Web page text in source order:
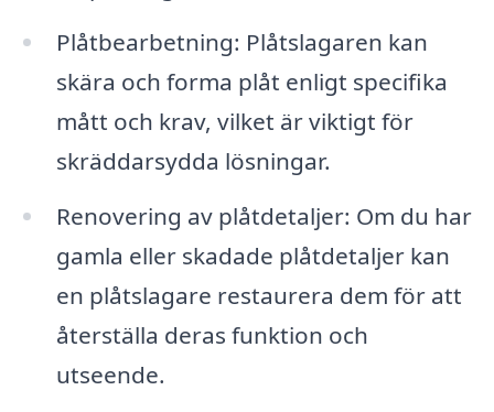
Plåtbearbetning: Plåtslagaren kan
skära och forma plåt enligt specifika
mått och krav, vilket är viktigt för
skräddarsydda lösningar.
Renovering av plåtdetaljer: Om du har
gamla eller skadade plåtdetaljer kan
en plåtslagare restaurera dem för att
återställa deras funktion och
utseende.